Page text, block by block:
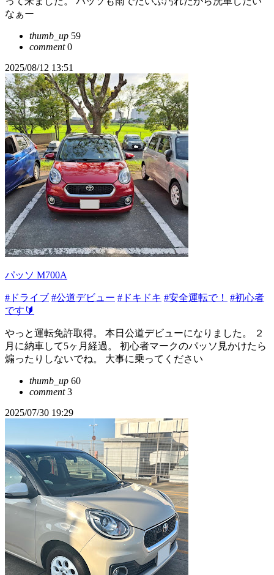
なぁー
thumb_up 59
comment0
2025/08/12 13:51
パッソ M700A
#ドライブ #公道デビュー #ドキドキ #安全運転で！
#初心者
です🔰
やっと運転免許取得。 本日公道デビューになりました。 ２
月に納車して5ヶ月経過。 初心者マークのパッソ見かけたら
煽ったりしないでね。 大事に乗ってください
thumb_up 60
comment3
2025/07/30 19:29